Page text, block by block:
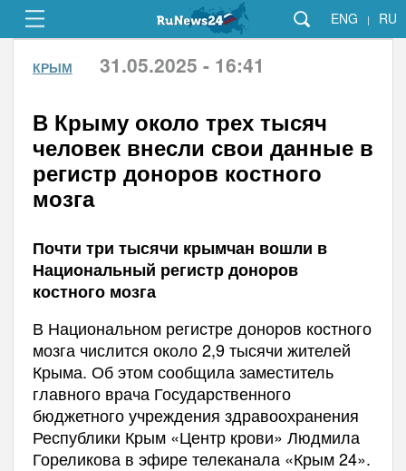
ENG | RU
КРЫМ 31.05.2025 - 16:41
В Крыму около трех тысяч
человек внесли свои данные в
регистр доноров костного
мозга
Почти три тысячи крымчан вошли в
Национальный регистр доноров
костного мозга
В Национальном регистре доноров костного
мозга числится около 2,9 тысячи жителей
Крыма. Об этом сообщила заместитель
главного врача Государственного
бюджетного учреждения здравоохранения
Республики Крым «Центр крови» Людмила
Гореликова в эфире телеканала «Крым 24».